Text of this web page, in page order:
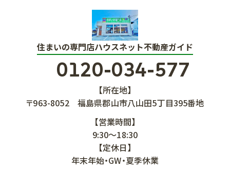
住まいの専門店ハウスネット不動産ガイド
0120-034-577
【所在地】
〒963-8052
福島県郡山市八山田5丁目395番地
【営業時間】
9:30～18:30
【定休日】
年末年始・GW・夏季休業